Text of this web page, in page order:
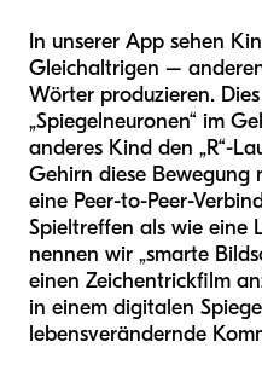
In unserer App sehen
Gleichaltrigen –
Wörter produzieren.
„Spiegelneuronen“ im
anderes Kind den „R“-
Gehirn diese Bewegung
eine Peer-to-Peer-
Spieltreffen als wie eine
nennen wir „smarte
einen Zeichentrickfilm
in einem digitalen
lebensverändernde